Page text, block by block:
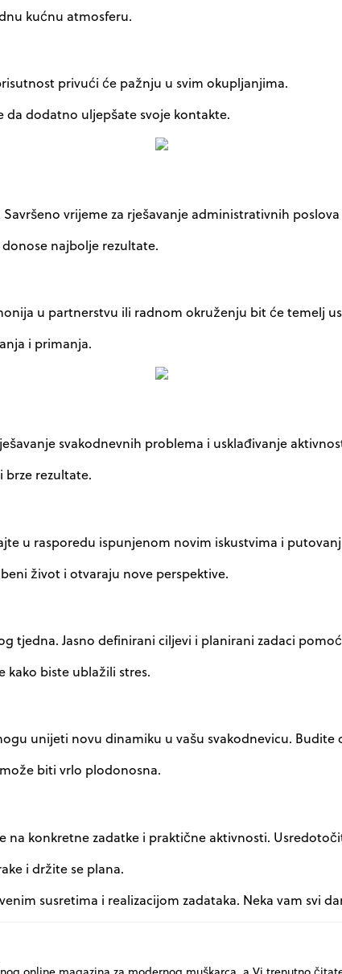
kućnu atmosferu.
privući će pažnju u svim okupljanjima.
da dodatno uljepšate svoje kontakte.
vrijeme za rješavanje administrativnih
najbolje rezultate.
u partnerstvu ili radnom okruženju bit će temelj
i primanja.
svakodnevnih problema i usklađivanje
brze rezultate.
u rasporedu ispunjenom novim iskustvima i
život i otvaraju nove perspektive.
tjedna. Jasno definirani ciljevi i planirani zadaci
kako biste ublažili stres.
unijeti novu dinamiku u vašu svakodnevicu. Budite
biti vrlo plodonosna.
konkretne zadatke i praktične aktivnosti.
i držite se plana.
susretima i realizacijom zadataka. Neka vam svi